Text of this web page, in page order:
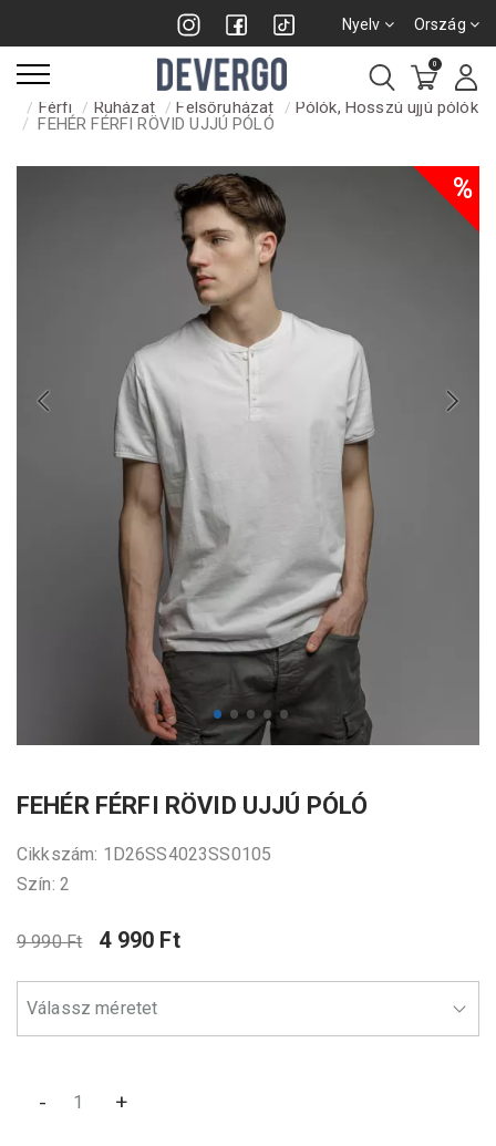
Nyelv Ország
0
Férfi Ruházat Felsőruházat
Pólók, Hosszú ujjú pólók
FEHÉR FÉRFI RÖVID UJJÚ PÓLÓ
%
FEHÉR FÉRFI RÖVID UJJÚ PÓLÓ
Cikkszám: 1D26SS4023SS0105
Szín: 2
9 990 Ft 4 990 Ft
- +